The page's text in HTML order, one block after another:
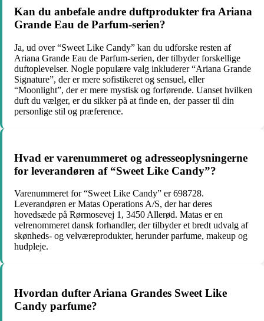
Kan du anbefale andre duftprodukter fra Ariana
Grande Eau de Parfum-serien?
Ja, ud over “Sweet Like Candy” kan du udforske resten af ​​
Ariana Grande Eau de Parfum-serien, der tilbyder forskellige
duftoplevelser. Nogle populære valg inkluderer “Ariana Grande
Signature”, der er mere sofistikeret og sensuel, eller
“Moonlight”, der er mere mystisk og forførende. Uanset hvilken
duft du vælger, er du sikker på at finde en, der passer til din
personlige stil og præference.
Hvad er varenummeret og adresseoplysningerne
for leverandøren af “Sweet Like Candy”?
Varenummeret for “Sweet Like Candy” er 698728.
Leverandøren er Matas Operations A/S, der har deres
hovedsæde på Rørmosevej 1, 3450 Allerød. Matas er en
velrenommeret dansk forhandler, der tilbyder et bredt udvalg af
skønheds- og velværeprodukter, herunder parfume, makeup og
hudpleje.
Hvordan dufter Ariana Grandes Sweet Like
Candy parfume?